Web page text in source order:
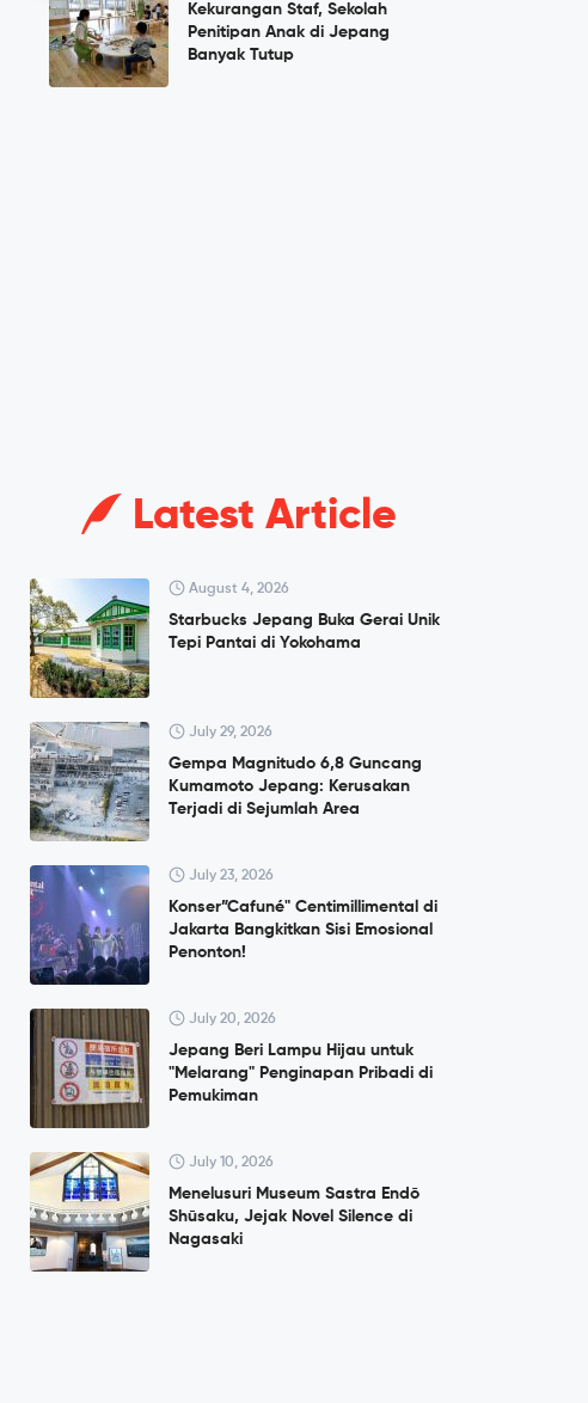
Kekurangan Staf, Sekolah
Penitipan Anak di Jepang
Banyak Tutup
Latest Article
August 4, 2026
Starbucks Jepang Buka Gerai Unik
Tepi Pantai di Yokohama
July 29, 2026
Gempa Magnitudo 6,8 Guncang
Kumamoto Jepang: Kerusakan
Terjadi di Sejumlah Area
July 23, 2026
Konser”Cafuné" Centimillimental di
Jakarta Bangkitkan Sisi Emosional
Penonton!
July 20, 2026
Jepang Beri Lampu Hijau untuk
"Melarang" Penginapan Pribadi di
Pemukiman
July 10, 2026
Menelusuri Museum Sastra Endō
Shūsaku, Jejak Novel Silence di
Nagasaki